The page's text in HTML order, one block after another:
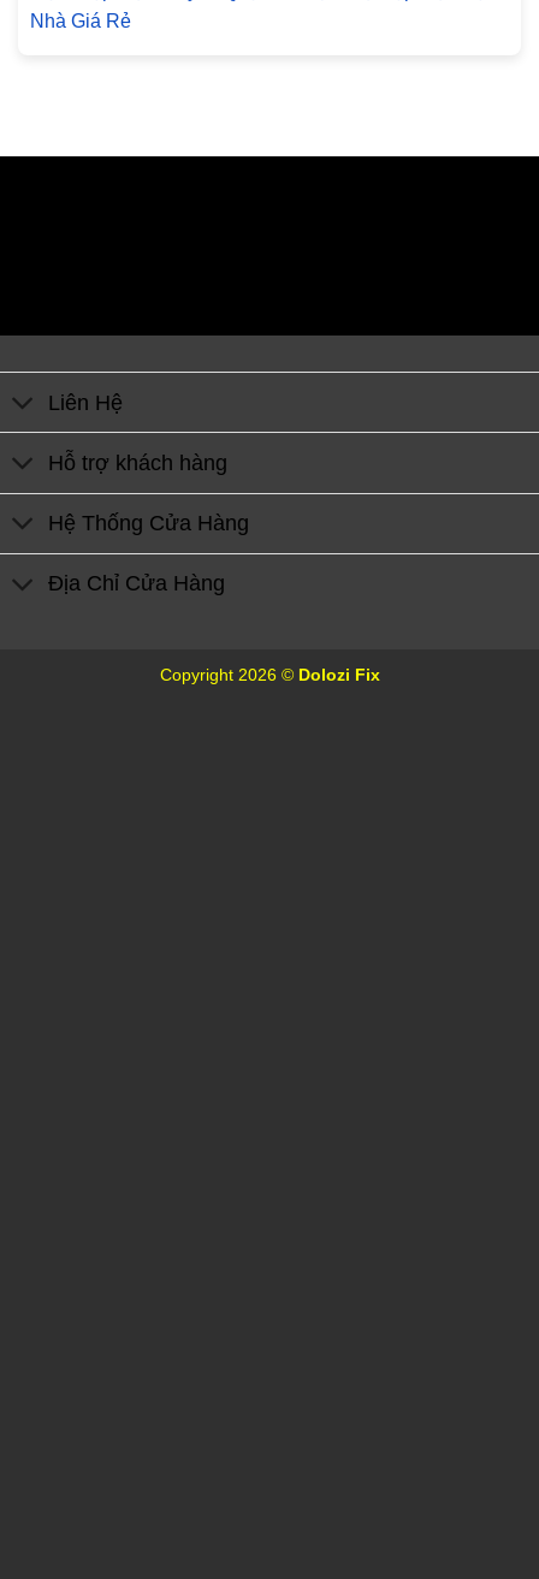
Nhà Giá Rẻ
Liên Hệ
Hỗ trợ khách hàng
Hệ Thống Cửa Hàng
Địa Chỉ Cửa Hàng
Copyright 2026 © Dolozi Fix